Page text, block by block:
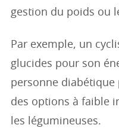
gestion du poids ou
Par exemple, un
glucides pour son
personne
des options à faible
les légumineuses.